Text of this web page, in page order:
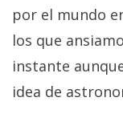
por el mundo
los que
instante
idea de